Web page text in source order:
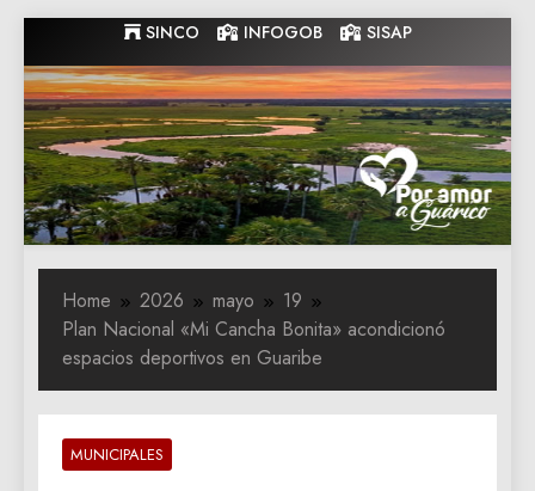
to
content
SINCO INFOGOB SISAP
Gobernacion
de Guarico
Gobernacion de Guarico
Home 2026 mayo
19
Plan Nacional «Mi Cancha Bonita» acondicionó
espacios deportivos en Guaribe
MUNICIPALES